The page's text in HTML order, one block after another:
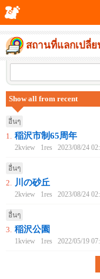
สถานที่แลกเปลี่ย
Show all from recent
อื่นๆ
1. 稲沢市制65周年
2kview 1res 2023/08/24
อื่นๆ
2. 川の砂丘
2kview 1res 2023/08/24
อื่นๆ
3. 稲沢公園
1kview 1res 2022/05/19